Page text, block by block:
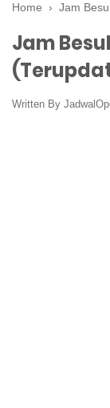
Home › Jam
Jam
Written By